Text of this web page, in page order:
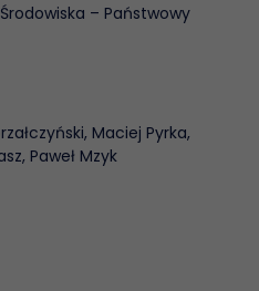
– Państwowy
Maciej Pyrka,
Paweł Mzyk